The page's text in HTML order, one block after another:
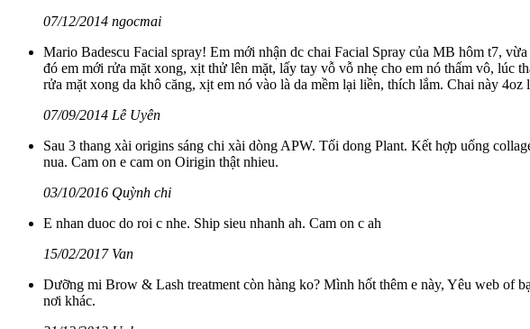
07/12/2014 ngocmai
Mario Badescu Facial spray! Em mới nhận dc chai Facial Spray của MB hôm t7,
đó em mới rửa mặt xong, xịt thử lên mặt, lấy tay vỗ vỗ nhẹ cho em nó thấm vô, lúc
rửa mặt xong da khô căng, xịt em nó vào là da mềm lại liền, thích lắm. Chai này
07/09/2014 Lê Uyên
Sau 3 thang xài origins sáng chi xài dòng APW. Tối dong Plant. Kết hợp uống
nua. Cam on e cam on Oirigin thật nhieu.
03/10/2016 Quỳnh chi
E nhan duoc do roi c nhe. Ship sieu nhanh ah. Cam on c ah
15/02/2017 Van
Dưỡng mi Brow & Lash treatment còn hàng ko? Mình hốt thêm e này, Yêu web of
nơi khác.